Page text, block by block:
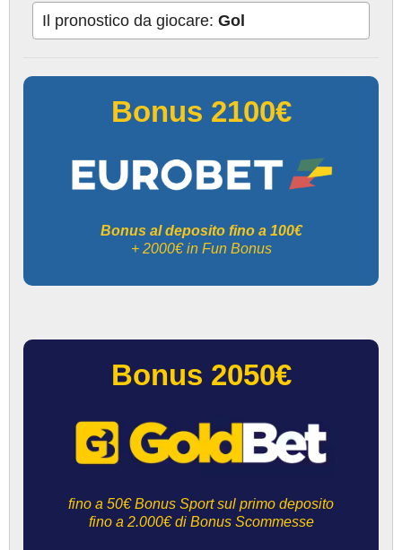
Il pronostico da giocare: Gol
Bonus 2100€
Bonus al deposito fino a 100€
+ 2000€ in Fun Bonus
Bonus 2050€
fino a 50€ Bonus Sport sul primo deposito
fino a 2.000€ di Bonus Scommesse